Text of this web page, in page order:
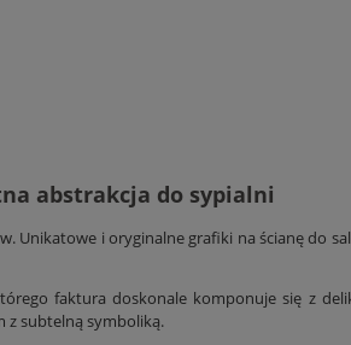
abstrakcja do sypialni
Unikatowe i oryginalne grafiki na ścianę do
faktura doskonale komponuje się z
z subtelną symboliką.